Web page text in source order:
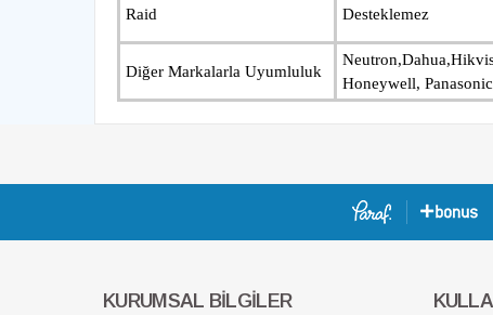
Raid Desteklemez
Diğer Markalarla Uyumluluk
Honeywell,
KURUMSAL BİLGİLER